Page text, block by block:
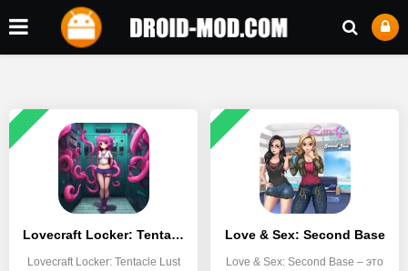
Lovecraft Locker: Tentacle Lust
Lovecraft Locker: Tentacle Lust
Love & Sex: Second Base
Love & Sex: Second Base – это